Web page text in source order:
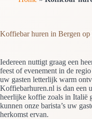
Koffiebar huren in Bergen op
Iedereen nuttigt graag een
feest of evenement in de
uw gasten letterlijk warm
Koffiebarhuren.nl is dan een
heerlijke koffie zoals in Italië
kunnen onze barista’s uw
herkomst ervan.